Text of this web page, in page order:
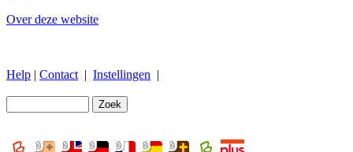
Over deze website
Help | Contact | Instellingen |